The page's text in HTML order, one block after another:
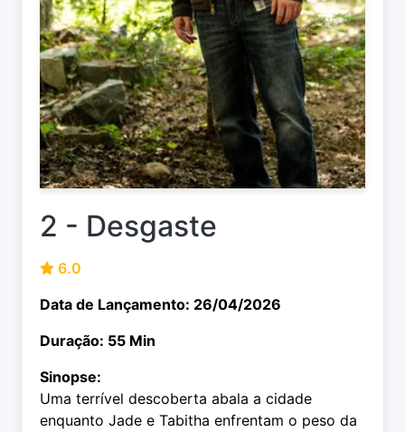
2 - Desgaste
6.0
Data de Lançamento: 26/04/2026
Duração: 55 Min
Sinopse:
Uma terrível descoberta abala a cidade
enquanto Jade e Tabitha enfrentam o peso da